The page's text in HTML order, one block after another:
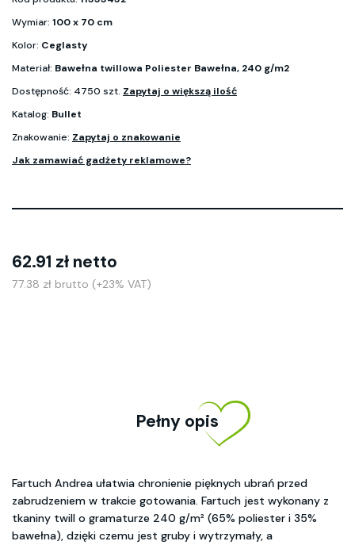
Wymiar: 100 x 70 cm
Kolor: Ceglasty
Materiał: Bawełna twillowa Poliester Bawełna, 240 g/m2
Dostępność: 4750 szt. Zapytaj o większą ilość
Katalog: Bullet
Znakowanie: Zapytaj o znakowanie
Jak zamawiać gadżety reklamowe?
62.91 zł netto
77.38 zł brutto (+23% VAT)
Pełny opis
Fartuch Andrea ułatwia chronienie pięknych ubrań przed
zabrudzeniem w trakcie gotowania. Fartuch jest wykonany z
tkaniny twill o gramaturze 240 g/m² (65% poliester i 35%
bawełna), dzięki czemu jest gruby i wytrzymały, a